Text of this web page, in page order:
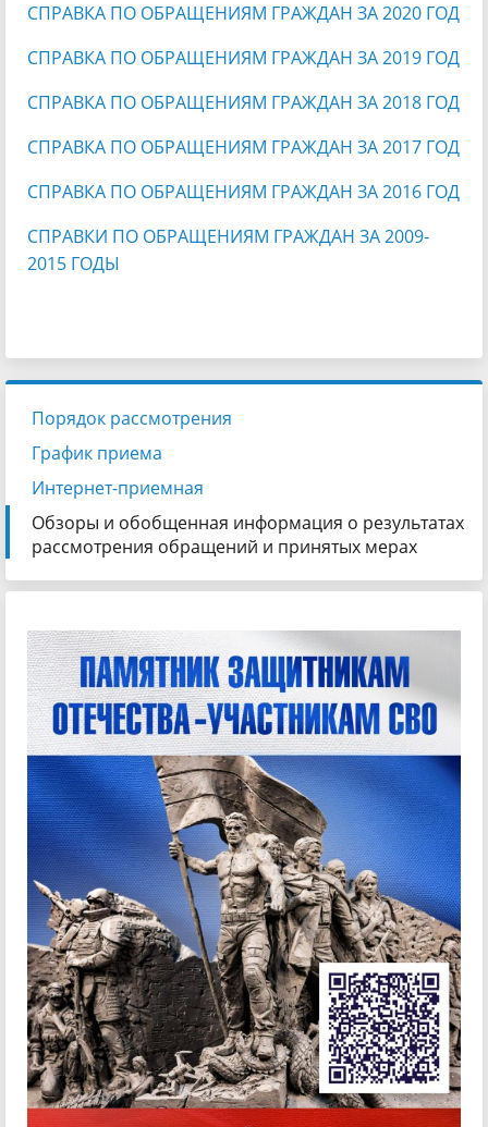
СПРАВКА ПО ОБРАЩЕНИЯМ ГРАЖДАН ЗА 2020 ГОД
СПРАВКА ПО ОБРАЩЕНИЯМ ГРАЖДАН ЗА 2019 ГОД
СПРАВКА ПО ОБРАЩЕНИЯМ ГРАЖДАН ЗА 2018 ГОД
СПРАВКА ПО ОБРАЩЕНИЯМ ГРАЖДАН ЗА 2017 ГОД
СПРАВКА ПО ОБРАЩЕНИЯМ ГРАЖДАН ЗА 2016 ГОД
СПРАВКИ ПО ОБРАЩЕНИЯМ ГРАЖДАН ЗА 2009-
2015 ГОДЫ
Порядок рассмотрения
График приема
Интернет-приемная
Обзоры и обобщенная информация о результатах
рассмотрения обращений и принятых мерах